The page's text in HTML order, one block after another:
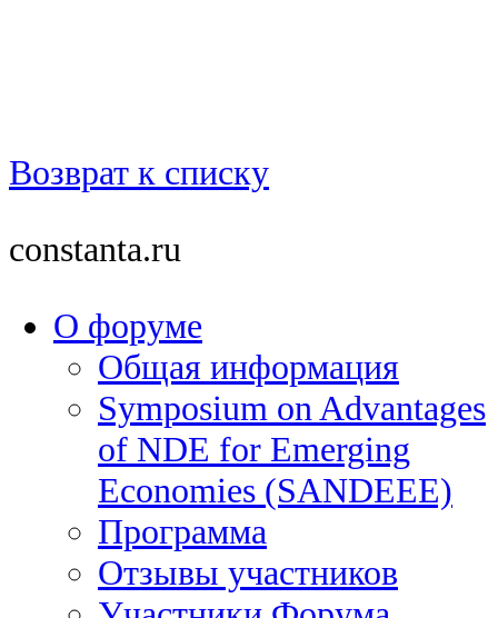
Возврат к списку
constanta.ru
О форуме
Общая информация
Symposium on Advantages
of NDE for Emerging
Economies (SANDEEE)
Программа
Отзывы участников